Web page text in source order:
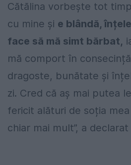
Cătălina vorbește tot
cu mine și e blândă,
face să mă simt bărbat,
mă comport în
dragoste, bunătate și
zi. Cred că aș mai putea
fericit alături de soția
chiar mai mult”, a